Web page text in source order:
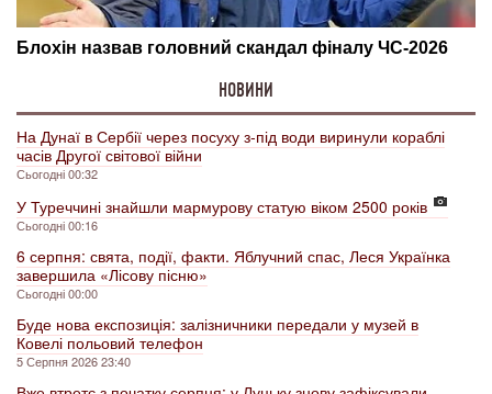
НОВИНИ
На Дунаї в Сербії через посуху з-під води виринули кораблі
часів Другої світової війни
Сьогодні 00:32
У Туреччині знайшли мармурову статую віком 2500 років
Сьогодні 00:16
6 серпня: свята, події, факти. Яблучний спас, Леся Українка
завершила «Лісову пісню»
Сьогодні 00:00
Буде нова експозиція: залізничники передали у музей в
Ковелі польовий телефон
5 Серпня 2026 23:40